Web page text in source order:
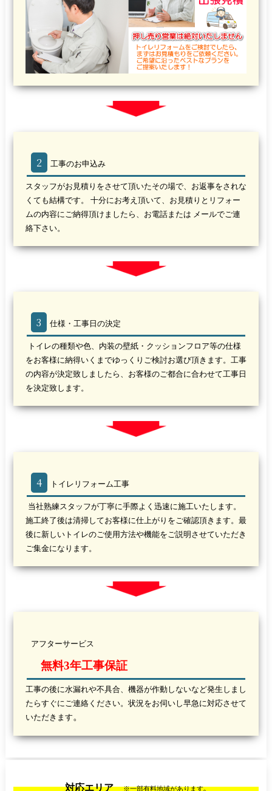
2 工事のお申込み
スタッフがお見積りをさせて頂いたその場で、お返事をされな
くても結構です。 十分にお考え頂いて、お見積りとリフォー
ムの内容にご納得頂けましたら、お電話または メールでご連
絡下さい。
3 仕様・工事日の決定
トイレの種類や色、内装の壁紙・クッションフロア等の仕様
をお客様に納得いくまでゆっくりご検討お選び頂きます。工事
の内容が決定致しましたら、お客様のご都合に合わせて工事日
を決定致します。
4 トイレリフォーム工事
当社熟練スタッフが丁寧に手際よく迅速に施工いたします。
施工終了後は清掃してお客様に仕上がりをご確認頂きます。最
後に新しいトイレのご使用方法や機能をご説明させていただき
ご集金になります。
アフターサービス
無料3年工事保証
工事の後に水漏れや不具合、機器が作動しないなど発生しまし
たらすぐにご連絡ください。状況をお伺いし早急に対応させて
いただきます。
対応エリア※一部有料地域があります。